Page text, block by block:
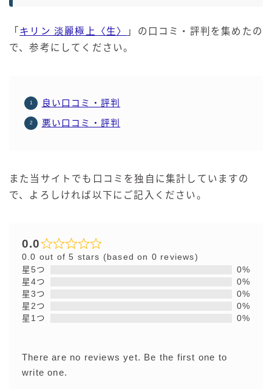
「 キリン 淡麗極上〈生〉
」の口コミ・評判を集めたの
で、参考にしてください。
良い口コミ・評判
悪い口コミ・評判
また当サイトでも口コミを独自に集計していますの
で、よろしければ以下にご記入ください。
0.0
0.0 out of 5 stars (based on 0 reviews)
星5つ
0%
星4つ
0%
星3つ
0%
星2つ
0%
星1つ
0%
There are no reviews yet. Be the first one to
write one.